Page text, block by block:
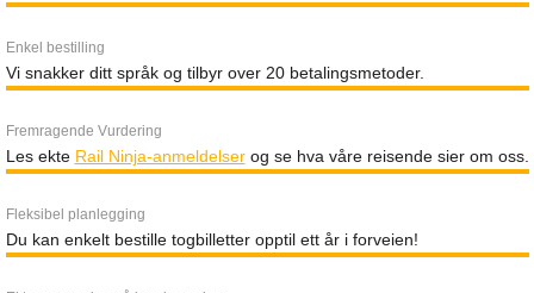
Enkel bestilling
Vi snakker ditt språk og tilbyr over 20 betalingsmetoder.
Fremragende Vurdering
Les ekte Rail Ninja-anmeldelserog se hva våre reisende sier om oss.
Fleksibel planlegging
Du kan enkelt bestille togbilletter opptil ett år i forveien!